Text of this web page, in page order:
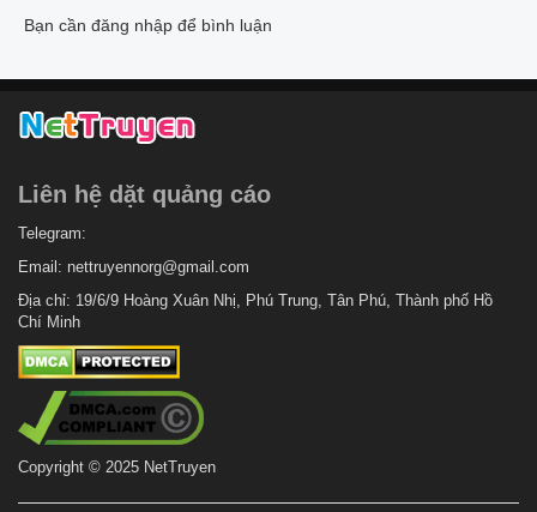
Bạn cần đăng nhập để bình luận
Liên hệ dặt quảng cáo
Telegram:
Email: nettruyennorg@gmail.com
Địa chỉ: 19/6/9 Hoàng Xuân Nhị, Phú Trung, Tân Phú, Thành phố Hồ
Chí Minh
Copyright © 2025 NetTruyen